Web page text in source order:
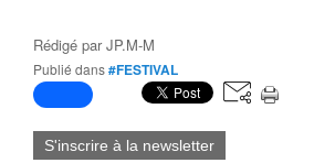
Rédigé parJP.M-M
Publié dans#FESTIVAL
S'inscrire à la newsletter